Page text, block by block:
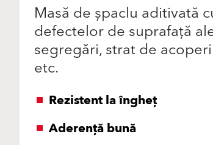
Masă de șpaclu aditivată
defectelor de suprafață
segregări, strat de
etc.
Rezistent la îngheţ
Aderenţă bună